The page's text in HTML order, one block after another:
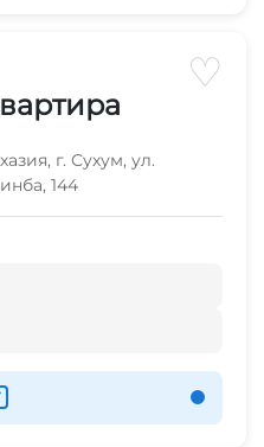
♡
г. Сухум, ул.
144